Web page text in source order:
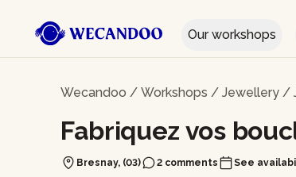
Our workshops
Wecandoo / Workshops / Jewellery /
Fabriquez vos
Bresnay, (03) 2 comments See